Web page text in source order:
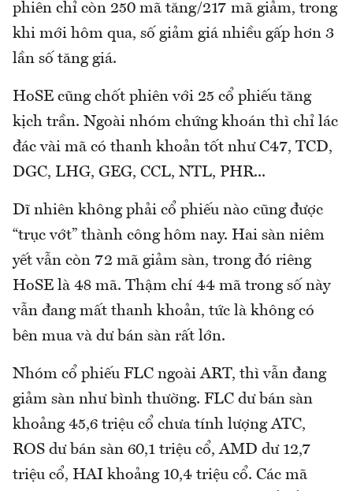
phiên chỉ còn 250 mã tăng/217 mã giảm, trong
khi mới hôm qua, số giảm giá nhiều gấp hơn 3
lần số tăng giá.
HoSE cũng chốt phiên với 25 cổ phiếu tăng
kịch trần. Ngoài nhóm chứng khoán thì chỉ lác
đác vài mã có thanh khoản tốt như C47, TCD,
DGC, LHG, GEG, CCL, NTL, PHR...
Dĩ nhiên không phải cổ phiếu nào cũng được
“trục vớt” thành công hôm nay. Hai sàn niêm
yết vẫn còn 72 mã giảm sàn, trong đó riêng
HoSE là 48 mã. Thậm chí 44 mã trong số này
vẫn đang mất thanh khoản, tức là không có
bên mua và dư bán sàn rất lớn.
Nhóm cổ phiếu FLC ngoài ART, thì vẫn đang
giảm sàn như bình thường. FLC dư bán sàn
khoảng 45,6 triệu cổ chưa tính lượng ATC,
ROS dư bán sàn 60,1 triệu cổ, AMD dư 12,7
triệu cổ, HAI khoảng 10,4 triệu cổ. Các mã